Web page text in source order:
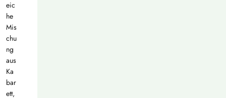
eic
he
Mis
chu
ng
aus
Ka
bar
ett,